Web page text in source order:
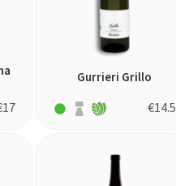
17
Gurrieri Grillo
€14.5